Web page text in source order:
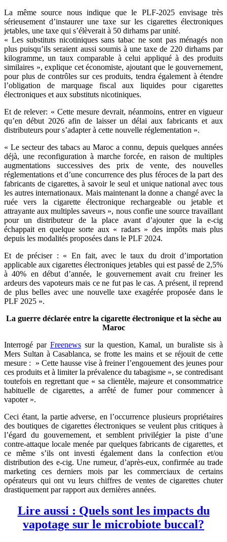
La même source nous indique que le PLF-2025 envisage très
sérieusement d’instaurer une taxe sur les cigarettes électroniques
jetables, une taxe qui s’élèverait à 50 dirhams par unité.
« Les substituts nicotiniques sans tabac ne sont pas ménagés non
plus puisqu’ils seraient aussi soumis à une taxe de 220 dirhams par
kilogramme, un taux comparable à celui appliqué à des produits
similaires », explique cet économiste, ajoutant que le gouvernement,
pour plus de contrôles sur ces produits, tendra également à étendre
l’obligation de marquage fiscal aux liquides pour cigarettes
électroniques et aux substituts nicotiniques.
Et de relever: « Cette mesure devrait, néanmoins, entrer en vigueur
qu’en début 2026 afin de laisser un délai aux fabricants et aux
distributeurs pour s’adapter à cette nouvelle réglementation ».
« Le secteur des tabacs au Maroc a connu, depuis quelques années
déjà, une reconfiguration à marche forcée, en raison de multiples
augmentations successives des prix de vente, des nouvelles
réglementations et d’une concurrence des plus féroces de la part des
fabricants de cigarettes, à savoir le seul et unique national avec tous
les autres internationaux. Mais maintenant la donne a changé avec la
ruée vers la cigarette électronique rechargeable ou jetable et
attrayante aux multiples saveurs », nous confie une source travaillant
pour un distributeur de la place avant d’ajouter que la e-cig
échappait en quelque sorte aux « radars » des impôts mais plus
depuis les modalités proposées dans le PLF 2024.
Et de préciser : « En fait, avec le taux du droit d’importation
applicable aux cigarettes électroniques jetables qui est passé de 2,5%
à 40% en début d’année, le gouvernement avait cru freiner les
ardeurs des vapoteurs mais ce ne fut pas le cas. A présent, il reprend
de plus belles avec une nouvelle taxe exagérée proposée dans le
PLF 2025 ».
La guerre déclarée entre la cigarette électronique et la sèche au
Maroc
Interrogé par Freenewssur la question, Kamal, un buraliste sis à
Mers Sultan à Casablanca, se frotte les mains et se réjouit de cette
mesure : » Cette hausse vise à freiner l’engouement des jeunes pour
ces produits et à limiter la prévalence du tabagisme », se contredisant
toutefois en regrettant que « sa clientèle, majeure et consommatrice
habituelle de cigarettes, a arrêté de fumer pour commencer à
vapoter ».
Ceci étant, la partie adverse, en l’occurrence plusieurs propriétaires
des boutiques de cigarettes électroniques se veulent plus critiques à
l’égard du gouvernement, et semblent privilégier la piste d’une
contre-attaque locale menée par quelques fabricants de cigarettes, et
ce même s’ils ont investi également dans la confection et/ou
distribution des e-cig. Une rumeur, d’après-eux, confirmée au trade
marketing ces derniers mois par les commerciaux de certains
opérateurs qui ont vu leurs chiffres de ventes de cigarettes chuter
drastiquement par rapport aux dernières années.
Lire aussi : Quels sont les impacts du
vapotage sur le microbiote buccal?